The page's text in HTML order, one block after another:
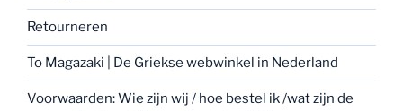
Retourneren
To Magazaki | De Griekse webwinkel in Nederland
Voorwaarden: Wie zijn wij / hoe bestel ik /wat zijn de